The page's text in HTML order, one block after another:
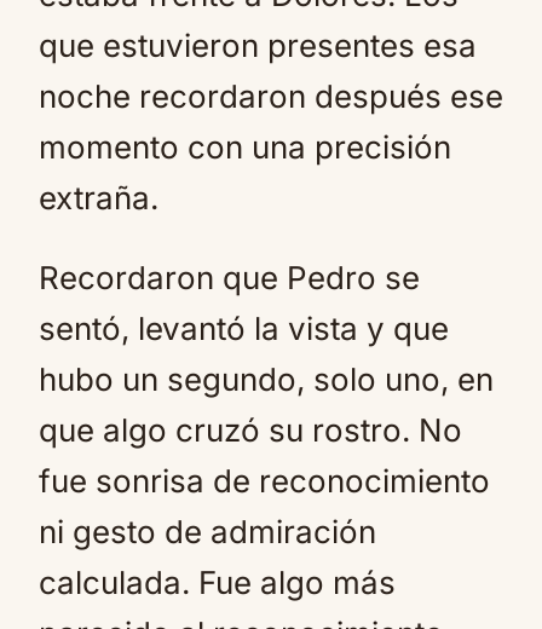
que estuvieron presentes esa
noche recordaron después ese
momento con una precisión
extraña.
Recordaron que Pedro se
sentó, levantó la vista y que
hubo un segundo, solo uno, en
que algo cruzó su rostro. No
fue sonrisa de reconocimiento
ni gesto de admiración
calculada. Fue algo más